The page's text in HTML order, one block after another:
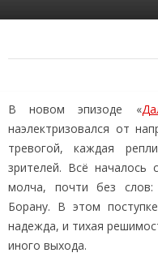
В новом эпизоде «
наэлектризовался от
тревогой, каждая
зрителей. Всё началось
молча, почти без
Борану. В этом
надежда, и тихая
иного выхода.